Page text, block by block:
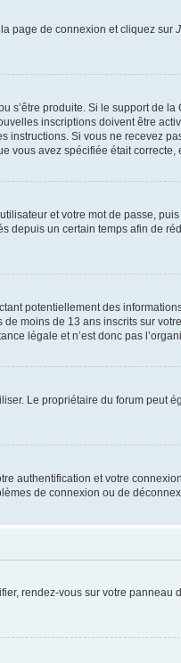
page de connexion et cliquez sur
s’être produite. Si le support de
inscriptions doivent être
Si vous ne recevez
avez spécifiée était correcte,
et votre mot de passe,
un certain temps afin de
potentiellement des
moins de 13 ans inscrits sur
légale et n’est donc pas
Le propriétaire du forum peut
authentification et votre
de connexion ou de
rendez-vous sur votre